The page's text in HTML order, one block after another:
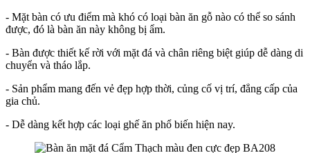
- Mặt bàn có ưu điểm mà khó có loại bàn ăn gỗ nào có thể so sánh
được, đó là bàn ăn này không bị ẩm.
- Bàn được thiết kế rời với mặt đá và chân riêng biệt giúp dễ dàng di
chuyển và tháo lắp.
- Sản phẩm mang đến vẻ đẹp hợp thời, củng cố vị trí, đẳng cấp của
gia chủ.
- Dễ dàng kết hợp các loại ghế ăn phổ biến hiện nay.